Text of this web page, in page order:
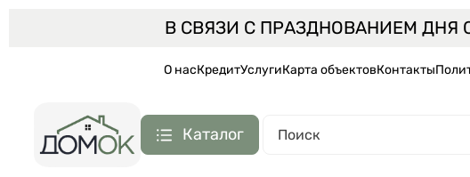
В СВЯЗИ С ПРАЗДНОВАНИЕМ ДНЯ
О насКредитУслугиКарта объектовКонтакты
Каталог